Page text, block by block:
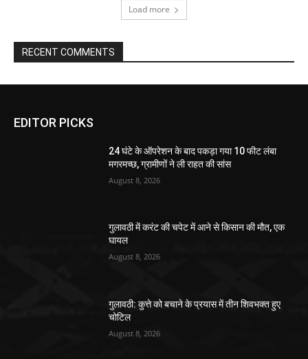
Load more
RECENT COMMENTS
EDITOR PICKS
24 घंटे के ऑपरेशन के बाद पकड़ा गया 10 फीट लंबा
मगरमच्छ, ग्रामीणों ने ली राहत की सांस
August 8, 2026
गुलावठी में करंट की चपेट में आने से किसान की मौत, एक
घायल
August 8, 2026
गुलावठी: कुत्ते को बचाने के प्रयास में तीन शिवभक्त हुए
चोटिल
August 8, 2026